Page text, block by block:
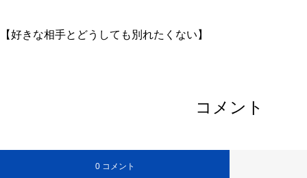
【好きな相手とどうしても別れたくない】
コメント
0 コメント